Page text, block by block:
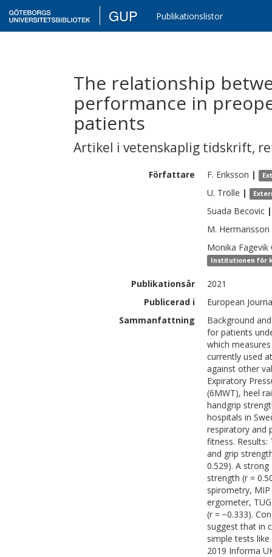
GUP Publikationslistor
The relationship
performance in
patients
Artikel i vetenskaplig tidskrift,
Författare F. Eriksson |
U. Trölle |
Suada Becovic |
M. Hermansson
Monika Fagevik
Institutionen för
Publikationsår
2021
Publicerad i
European
Sammanfattning
Background
for patients
which
currently used
against other
Expiratory
(6MWT), heel
handgrip
hospitals in
respiratory and
fitness.
and grip
0.529). A
strength (r =
spirometry, MIP
ergometer,
(r = −0.333).
suggest that in
simple tests
2019 Informa